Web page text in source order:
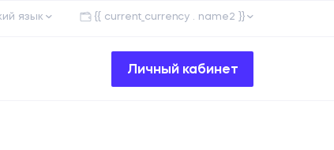
язык {{ current_currency . name2 }}
Личный кабинет